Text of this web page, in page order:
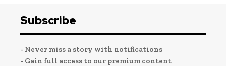
Subscribe
- Never miss a story with notifications
- Gain full access to our premium content